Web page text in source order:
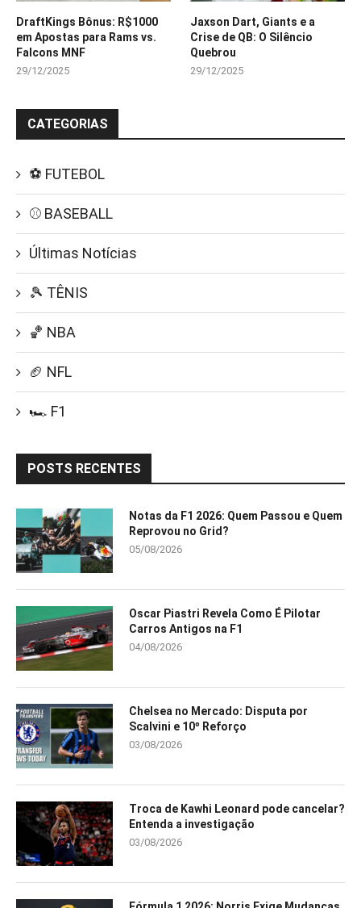
DraftKings Bônus: R$1000
em Apostas para Rams vs.
Falcons MNF
29/12/2025
Jaxson Dart, Giants e a
Crise de QB: O Silêncio
Quebrou
29/12/2025
CATEGORIAS
⚽ FUTEBOL
⚾ BASEBALL
Últimas Notícias
🎾 TÊNIS
🏀 NBA
🏈 NFL
🏎️ F1
POSTS RECENTES
Notas da F1 2026: Quem Passou e Quem
Reprovou no Grid?
05/08/2026
Oscar Piastri Revela Como É Pilotar
Carros Antigos na F1
04/08/2026
Chelsea no Mercado: Disputa por
Scalvini e 10º Reforço
03/08/2026
Troca de Kawhi Leonard pode cancelar?
Entenda a investigação
03/08/2026